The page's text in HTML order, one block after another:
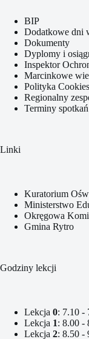
BIP
Dodatkowe dni
Dokumenty
Dyplomy i
Inspektor
Marcinkowe
Polityka Cookies
Regionalny
Terminy
Linki
Kuratorium
Ministerstwo
Okręgowa
Gmina Rytro
Godziny lekcji
Lekcja 0: 7.10 -
Lekcja 1: 8.00 -
Lekcja 2: 8.50 -